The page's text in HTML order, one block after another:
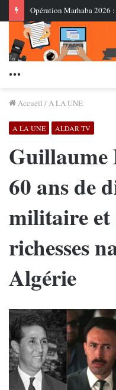
Accueil /A LA UNE
A LA UNE ALDAR TV
Guillaume
60 ans de
militaire et
richesses
Algérie